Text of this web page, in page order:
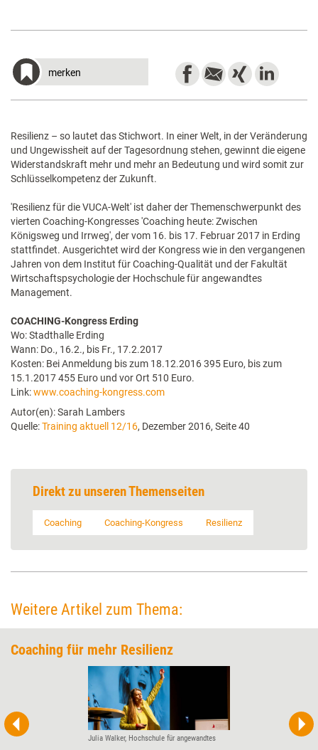
merken
Resilienz – so lautet das Stichwort. In einer Welt, in der Veränderung
und Ungewissheit auf der Tagesordnung stehen, gewinnt die eigene
Widerstandskraft mehr und mehr an Bedeutung und wird somit zur
Schlüsselkompetenz der Zukunft.
'Resilienz für die VUCA-Welt' ist daher der Themenschwerpunkt des
vierten Coaching-Kongresses 'Coaching heute: Zwischen
Königsweg und Irrweg', der vom 16. bis 17. Februar 2017 in Erding
stattfindet. Ausgerichtet wird der Kongress wie in den vergangenen
Jahren von dem Institut für Coaching-Qualität und der Fakultät
Wirtschaftspsychologie der Hochschule für angewandtes
Management.
COACHING-Kongress Erding
Wo: Stadthalle Erding
Wann: Do., 16.2., bis Fr., 17.2.2017
Kosten: Bei Anmeldung bis zum 18.12.2016 395 Euro, bis zum
15.1.2017 455 Euro und vor Ort 510 Euro.
Link:www.coaching-kongress.com
Autor(en): Sarah Lambers
Quelle:Training aktuell 12/16, Dezember 2016, Seite 40
Direkt zu unseren Themenseiten
Coaching Coaching-Kongress Resilienz
Weitere Artikel zum Thema:
Coaching für mehr ­Resilienz
Julia Walker, Hochschule für angewandtes